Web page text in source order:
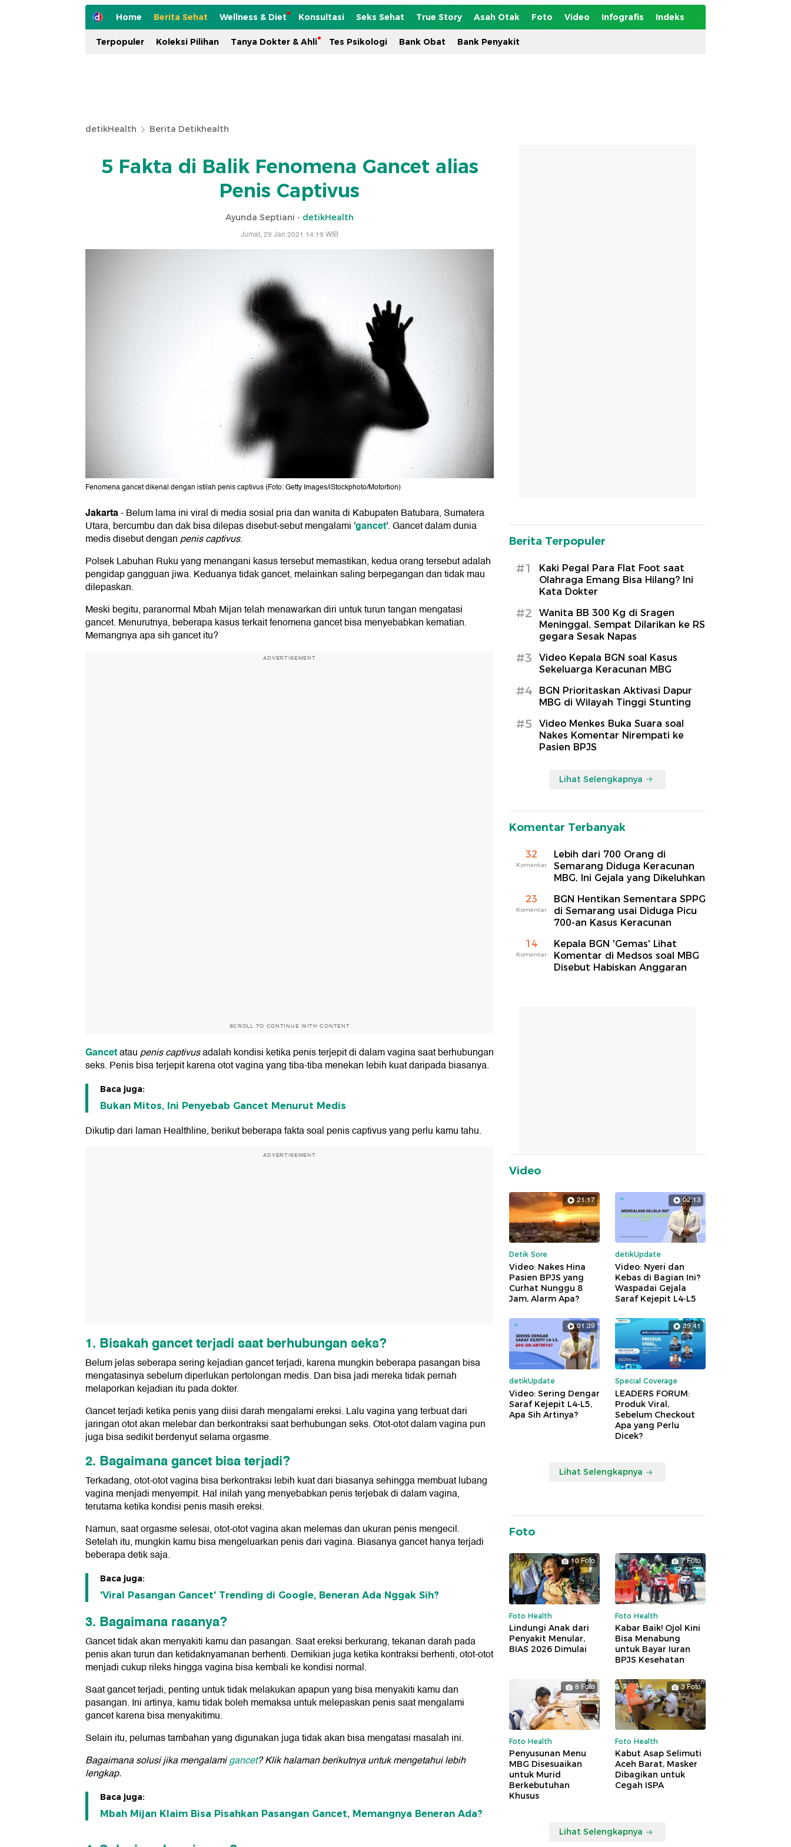
Home Berita Sehat Wellness & Diet Konsultasi Seks Sehat True Story Asah Otak Foto Video Infografis Indeks
Terpopuler Koleksi Pilihan Tanya Dokter & Ahli Tes Psikologi Bank Obat Bank Penyakit
detikHealth Berita Detikhealth
5 Fakta di Balik Fenomena Gancet alias
Penis Captivus
Ayunda Septiani - detikHealth
Jumat, 29 Jan 2021 14:19 WIB
Fenomena gancet dikenal dengan istilah penis captivus (Foto: Getty Images/iStockphoto/Motortion)
Jakarta-Belum lama ini viral di media sosial pria dan wanita di Kabupaten Batubara, Sumatera
Utara, bercumbu dan dak bisa dilepas disebut-sebut mengalami 'gancet'. Gancet dalam dunia
medis disebut denganpenis captivus.
Polsek Labuhan Ruku yang menangani kasus tersebut memastikan, kedua orang tersebut adalah
pengidap gangguan jiwa. Keduanya tidak gancet, melainkan saling berpegangan dan tidak mau
dilepaskan.
Meski begitu, paranormal Mbah Mijan telah menawarkan diri untuk turun tangan mengatasi
gancet. Menurutnya, beberapa kasus terkait fenomena gancet bisa menyebabkan kematian.
Memangnya apa sih gancet itu?
ADVERTISEMENT
SCROLL TO CONTINUE WITH CONTENT
Gancetataupenis captivusadalah kondisi ketika penis terjepit di dalam vagina saat berhubungan
seks. Penis bisa terjepit karena otot vagina yang tiba-tiba menekan lebih kuat daripada biasanya.
Baca juga:
Bukan Mitos, Ini Penyebab Gancet Menurut Medis
Dikutip dari laman Healthline, berikut beberapa fakta soal penis captivus yang perlu kamu tahu.
ADVERTISEMENT
1. Bisakah gancet terjadi saat berhubungan seks?
Belum jelas seberapa sering kejadian gancet terjadi, karena mungkin beberapa pasangan bisa
mengatasinya sebelum diperlukan pertolongan medis. Dan bisa jadi mereka tidak pernah
melaporkan kejadian itu pada dokter.
Gancet terjadi ketika penis yang diisi darah mengalami ereksi. Lalu vagina yang terbuat dari
jaringan otot akan melebar dan berkontraksi saat berhubungan seks. Otot-otot dalam vagina pun
juga bisa sedikit berdenyut selama orgasme.
2. Bagaimana gancet bisa terjadi?
Terkadang, otot-otot vagina bisa berkontraksi lebih kuat dari biasanya sehingga membuat lubang
vagina menjadi menyempit. Hal inilah yang menyebabkan penis terjebak di dalam vagina,
terutama ketika kondisi penis masih ereksi.
Namun, saat orgasme selesai, otot-otot vagina akan melemas dan ukuran penis mengecil.
Setelah itu, mungkin kamu bisa mengeluarkan penis dari vagina. Biasanya gancet hanya terjadi
beberapa detik saja.
Baca juga:
'Viral Pasangan Gancet' Trending di Google, Beneran Ada Nggak Sih?
3. Bagaimana rasanya?
Gancet tidak akan menyakiti kamu dan pasangan. Saat ereksi berkurang, tekanan darah pada
penis akan turun dan ketidaknyamanan berhenti. Demikian juga ketika kontraksi berhenti, otot-otot
menjadi cukup rileks hingga vagina bisa kembali ke kondisi normal.
Saat gancet terjadi, penting untuk tidak melakukan apapun yang bisa menyakiti kamu dan
pasangan. Ini artinya, kamu tidak boleh memaksa untuk melepaskan penis saat mengalami
gancet karena bisa menyakitimu.
Selain itu, pelumas tambahan yang digunakan juga tidak akan bisa mengatasi masalah ini.
Bagaimana solusi jika mengalamigancet? Klik halaman berikutnya untuk mengetahui lebih
lengkap.
Baca juga:
Mbah Mijan Klaim Bisa Pisahkan Pasangan Gancet, Memangnya Beneran Ada?
Berita Terpopuler
#1
Kaki Pegal Para Flat Foot saat
Olahraga Emang Bisa Hilang? Ini
Kata Dokter
#2
Wanita BB 300 Kg di Sragen
Meninggal, Sempat Dilarikan ke RS
gegara Sesak Napas
#3
Video Kepala BGN soal Kasus
Sekeluarga Keracunan MBG
#4
BGN Prioritaskan Aktivasi Dapur
MBG di Wilayah Tinggi Stunting
#5
Video Menkes Buka Suara soal
Nakes Komentar Nirempati ke
Pasien BPJS
Lihat Selengkapnya
Komentar Terbanyak
32
Komentar
Lebih dari 700 Orang di
Semarang Diduga Keracunan
MBG, Ini Gejala yang Dikeluhkan
23
Komentar
BGN Hentikan Sementara SPPG
di Semarang usai Diduga Picu
700-an Kasus Keracunan
14
Komentar
Kepala BGN 'Gemas' Lihat
Komentar di Medsos soal MBG
Disebut Habiskan Anggaran
Video
21:17
Detik Sore
Video: Nakes Hina
Pasien BPJS yang
Curhat Nunggu 8
Jam, Alarm Apa?
02:13
detikUpdate
Video: Nyeri dan
Kebas di Bagian Ini?
Waspadai Gejala
Saraf Kejepit L4-L5
01:39
detikUpdate
Video: Sering Dengar
Saraf Kejepit L4-L5,
Apa Sih Artinya?
39:41
Special Coverage
LEADERS FORUM:
Produk Viral,
Sebelum Checkout
Apa yang Perlu
Dicek?
Lihat Selengkapnya
Foto
10 Foto
Foto Health
Lindungi Anak dari
Penyakit Menular,
BIAS 2026 Dimulai
7 Foto
Foto Health
Kabar Baik! Ojol Kini
Bisa Menabung
untuk Bayar Iuran
BPJS Kesehatan
8 Foto
Foto Health
Penyusunan Menu
MBG Disesuaikan
untuk Murid
Berkebutuhan
Khusus
3 Foto
Foto Health
Kabut Asap Selimuti
Aceh Barat, Masker
Dibagikan untuk
Cegah ISPA
Lihat Selengkapnya